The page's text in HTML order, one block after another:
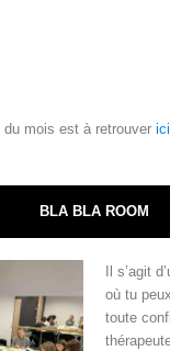
du mois est à retrouver ici
BLA BLA ROOM
Il s’agit
où tu
toute